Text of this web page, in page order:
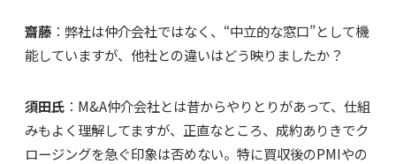
齋藤 ：弊社は仲介会社ではなく、“中立的な窓口”として機
能していますが、他社との違いはどう映りましたか？
須田氏 ：M&A仲介会社とは昔からやりとりがあって、仕組
みもよく理解してますが、正直なところ、成約ありきでク
ロージングを急ぐ印象は否めない。特に買収後のPMIやの